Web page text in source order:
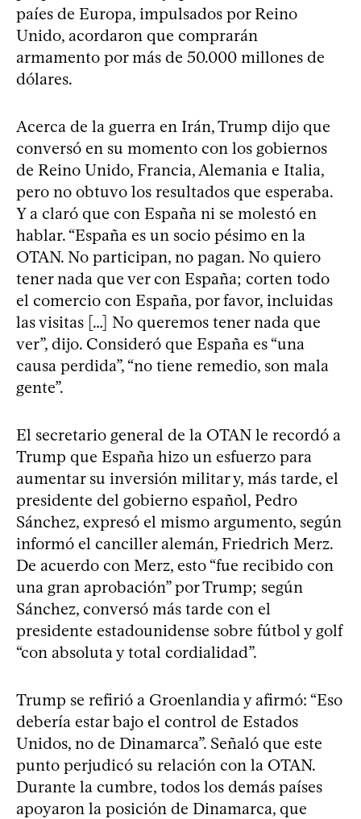
paíes de Europa, impulsados por Reino
Unido, acordaron que comprarán
armamento por más de 50.000 millones de
dólares.
Acerca de la guerra en Irán, Trump dijo que
conversó en su momento con los gobiernos
de Reino Unido, Francia, Alemania e Italia,
pero no obtuvo los resultados que esperaba.
Y a claró que con España ni se molestó en
hablar. “España es un socio pésimo en la
OTAN. No participan, no pagan. No quiero
tener nada que ver con España; corten todo
el comercio con España, por favor, incluidas
las visitas […] No queremos tener nada que
ver”, dijo. Consideró que España es “una
causa perdida”, “no tiene remedio, son mala
gente”.
El secretario general de la OTAN le recordó a
Trump que España hizo un esfuerzo para
aumentar su inversión militar y, más tarde, el
presidente del gobierno español, Pedro
Sánchez, expresó el mismo argumento, según
informó el canciller alemán, Friedrich Merz.
De acuerdo con Merz, esto “fue recibido con
una gran aprobación” por Trump; según
Sánchez, conversó más tarde con el
presidente estadounidense sobre fútbol y golf
“con absoluta y total cordialidad”.
Trump se refirió a Groenlandia y afirmó: “Eso
debería estar bajo el control de Estados
Unidos, no de Dinamarca”. Señaló que este
punto perjudicó su relación con la OTAN.
Durante la cumbre, todos los demás países
apoyaron la posición de Dinamarca, que